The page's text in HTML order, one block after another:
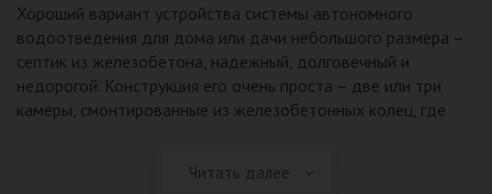
Хороший вариант устройства системы автономного
водоотведения для дома или дачи небольшого размера –
септик из железобетона, надежный, долговечный и
недорогой. Конструкция его очень проста – две или три
камеры, смонтированные из железобетонных колец, где
слой дренажа, устроенный из щебня и песка. Для септика
Читать далее